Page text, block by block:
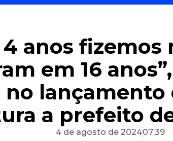
4 anos fizemos
em 16
no lançamento
a prefeito
4 de agosto de 202407:39